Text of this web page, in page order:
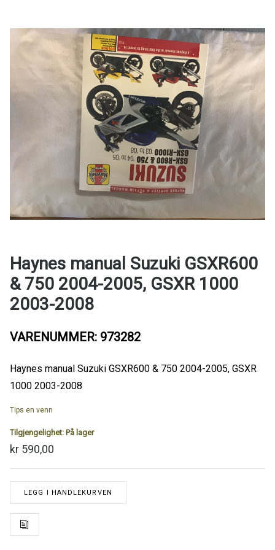
Haynes manual Suzuki GSXR600
& 750 2004-2005, GSXR 1000
2003-2008
VARENUMMER: 973282
Haynes manual Suzuki GSXR600 & 750 2004-2005, GSXR
1000 2003-2008
Tips en venn
Tilgjengelighet: På lager
kr 590,00
LEGG I HANDLEKURVEN